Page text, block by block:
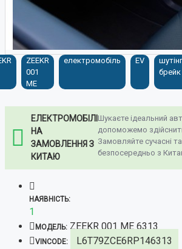
ZEEKR
001
ME
електромобіль EV
брейк
ЕЛЕКТРОМОБІЛІ
НА
ЗАМОВЛЕННЯ З
КИТАЮ
Шукаєте ідеальний
допоможемо
Замовляйте сучасні
безпосередньо з
НАЯВНІСТЬ:
1
МОДЕЛЬ: ZEEKR 001 ME 6313
VINCODE: L6T79ZCE6RP146313